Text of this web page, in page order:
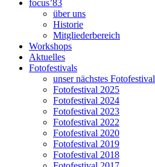
focus’83
über uns
Historie
Mitgliederbereich
Workshops
Aktuelles
Fotofestivals
unser nächstes Fotofestival
Fotofestival 2025
Fotofestival 2024
Fotofestival 2023
Fotofestival 2022
Fotofestival 2020
Fotofestival 2019
Fotofestival 2018